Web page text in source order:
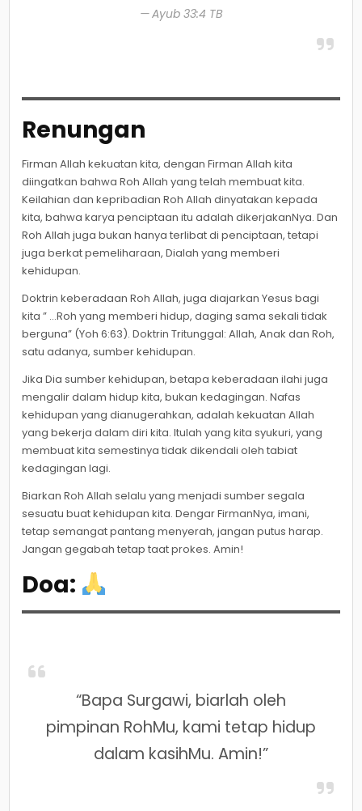
Ayub 33:4 TB
Renungan
Firman Allah kekuatan kita, dengan Firman Allah kita
diingatkan bahwa Roh Allah yang telah membuat kita.
Keilahian dan kepribadian Roh Allah dinyatakan kepada
kita, bahwa karya penciptaan itu adalah dikerjakanNya. Dan
Roh Allah juga bukan hanya terlibat di penciptaan, tetapi
juga berkat pemeliharaan, Dialah yang memberi
kehidupan.
Doktrin keberadaan Roh Allah, juga diajarkan Yesus bagi
kita ” …Roh yang memberi hidup, daging sama sekali tidak
berguna” (Yoh 6:63). Doktrin Tritunggal: Allah, Anak dan Roh,
satu adanya, sumber kehidupan.
Jika Dia sumber kehidupan, betapa keberadaan ilahi juga
mengalir dalam hidup kita, bukan kedagingan. Nafas
kehidupan yang dianugerahkan, adalah kekuatan Allah
yang bekerja dalam diri kita. Itulah yang kita syukuri, yang
membuat kita semestinya tidak dikendali oleh tabiat
kedagingan lagi.
Biarkan Roh Allah selalu yang menjadi sumber segala
sesuatu buat kehidupan kita. Dengar FirmanNya, imani,
tetap semangat pantang menyerah, jangan putus harap.
Jangan gegabah tetap taat prokes. Amin!
Doa:
“Bapa Surgawi, biarlah oleh
pimpinan RohMu, kami tetap hidup
dalam kasihMu. Amin!”